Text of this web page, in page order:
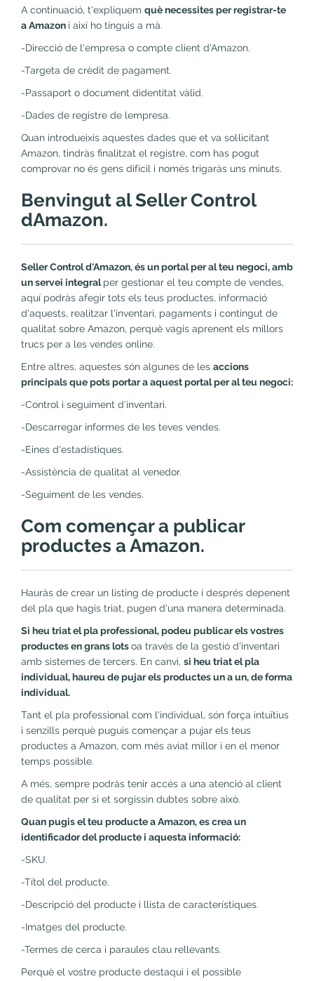
A continuació, t'expliquem què necessites per registrar-te
a Amazon i així ho tinguis a mà.
-Direcció de l'empresa o compte client d'Amazon.
-Targeta de crèdit de pagament.
-Passaport o document didentitat vàlid.
-Dades de registre de lempresa.
Quan introdueixis aquestes dades que et va sol·licitant
Amazon, tindràs finalitzat el registre, com has pogut
comprovar no és gens difícil i només trigaràs uns minuts.
Benvingut al Seller Control
dAmazon.
Seller Control d'Amazon, és un portal per al teu negoci, amb
un servei integralper gestionar el teu compte de vendes,
aquí podràs afegir tots els teus productes, informació
d'aquests, realitzar l'inventari, pagaments i contingut de
qualitat sobre Amazon, perquè vagis aprenent els millors
trucs per a les vendes online.
Entre altres, aquestes són algunes de les accions
principals que pots portar a aquest portal per al teu negoci:
-Control i seguiment d'inventari.
-Descarregar informes de les teves vendes.
-Eines d'estadístiques.
-Assistència de qualitat al venedor.
-Seguiment de les vendes.
Com començar a publicar
productes a Amazon.
Hauràs de crear un listing de producte i després depenent
del pla que hagis triat, pugen d'una manera determinada.
Si heu triat el pla professional, podeu publicar els vostres
productes en grans lotsoa través de la gestió d'inventari
amb sistemes de tercers. En canvi, si heu triat el pla
individual, haureu de pujar els productes un a un, de forma
individual.
Tant el pla professional com l'individual, són força intuïtius
i senzills perquè puguis començar a pujar els teus
productes a Amazon, com més aviat millor i en el menor
temps possible.
A més, sempre podràs tenir accés a una atenció al client
de qualitat per si et sorgissin dubtes sobre això.
Quan pugis el teu producte a Amazon, es crea un
identificador del producte i aquesta informació:
-SKU.
-Títol del producte.
-Descripció del producte i llista de característiques.
-Imatges del producte.
-Termes de cerca i paraules clau rellevants.
Perquè el vostre producte destaqui i el possible